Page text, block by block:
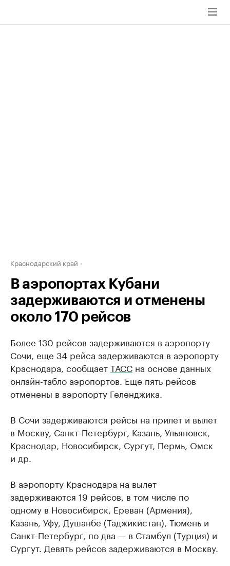
Краснодарский край
В аэропортах Кубани
задерживаются и отменены
около 170 рейсов
Более 130 рейсов задерживаются в аэропорту
Сочи, еще 34 рейса задерживаются в аэропорту
Краснодара, сообщаетТАСС на основе данных
онлайн-табло аэропортов. Еще пять рейсов
отменены в аэропорту Геленджика.
В Сочи задерживаются рейсы на прилет и вылет
в Москву, Санкт-Петербург, Казань, Ульяновск,
Краснодар, Новосибирск, Сургут, Пермь, Омск
и др.
В аэропорту Краснодара на вылет
задерживаются 19 рейсов, в том числе по
одному в Новосибирск, Ереван (Армения),
Казань, Уфу, Душанбе (Таджикистан), Тюмень и
Санкт-Петербург, по два — в Стамбул (Турция) и
Сургут. Девять рейсов задерживаются в Москву.